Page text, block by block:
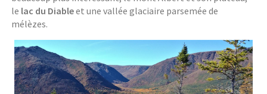
le lac du Diableet une vallée glaciaire parsemée de
mélèzes.